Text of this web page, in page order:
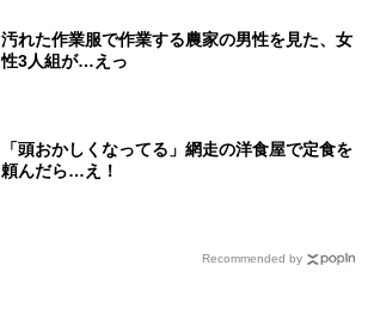
汚れた作業服で作業する農家の男性を見た、女
性3人組が…えっ
「頭おかしくなってる」網走の洋食屋で定食を
頼んだら…え！
Recommended by